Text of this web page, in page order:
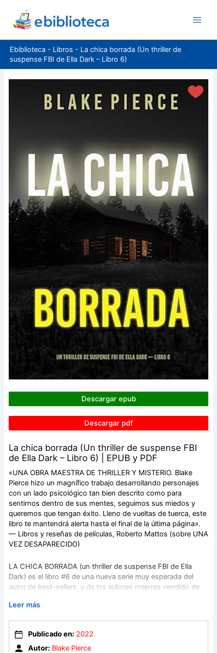
contenido
Ebiblioteca - Libros - La chica borrada (Un thriller de
suspense FBI de Ella Dark – Libro 6)
Descargar epub
Descargar pdf
La chica borrada (Un thriller de suspense FBI
de Ella Dark – Libro 6) | EPUB y PDF
«UNA OBRA MAESTRA DE THRILLER Y MISTERIO. Blake
Pierce hizo un magnífico trabajo desarrollando personajes
con un lado psicológico tan bien descrito como para
sentirnos dentro de sus mentes, seguimos sus miedos y
queremos que tengan éxito. Lleno de vueltas de tuerca, este
libro te mantendrá alerta hasta el final de la última página».
— Libros y reseñas de películas, Roberto Mattos (sobre UNA
VEZ DESAPARECIDO)
LA CHICA BORRADA (un thriller de suspense FBI de Ella
Dark) es el libro #6 de una nueva serie muy esperada del
autor de best-sellers, y de los autores mejores vendido de
DESAPARECIDO (de descarga gratuita), tiene más de 1.000
A la agente del FBI Ella Dark, de 29 años, se le presenta la
gran oportunidad de alcanzar el sueño de su vida: entrar en
Leer más
Publicado en: 2022
Autor: Blake Pierce